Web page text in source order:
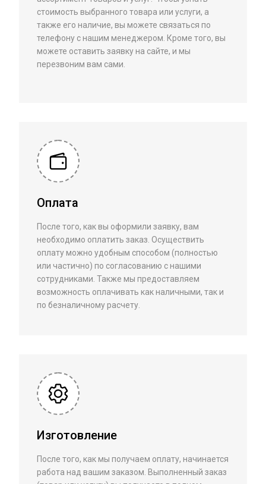
стоимость выбранного товара или услуги, а
также его наличие, вы можете связаться по
телефону с нашим менеджером. Кроме того, вы
можете оставить заявку на сайте, и мы
перезвоним вам сами.
Оплата
После того, как вы оформили заявку, вам
необходимо оплатить заказ. Осуществить
оплату можно удобным способом (полностью
или частично) по согласованию с нашими
сотрудниками. Также мы предоставляем
возможность оплачивать как наличными, так и
по безналичному расчету.
Изготовление
После того, как мы получаем оплату, начинается
работа над вашим заказом. Выполненный заказ